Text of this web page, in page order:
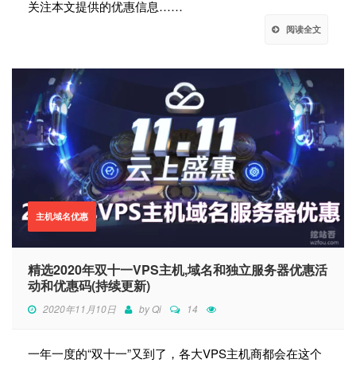
关注本文提供的优惠信息……
阅读全文
主机域名优惠
精选2020年双十一VPS主机,域名和独立服务器优惠活
动和优惠码(持续更新)
2020年11月10日 byQi 14
一年一度的“双十一”又到了，各大VPS主机商都会在这个